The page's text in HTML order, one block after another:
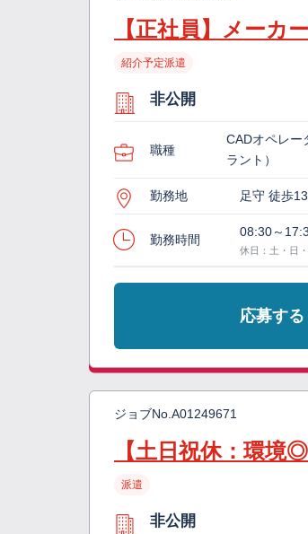
【正社員】メーカ
紹介予定派遣
非公開
職種
CADオペレー
ラント）
勤務地 足守 徒歩
勤務時間
08:30～
休日：土・日
応募する
ジョブNo. A01249671
【土日祝休：環境
派遣
非公開